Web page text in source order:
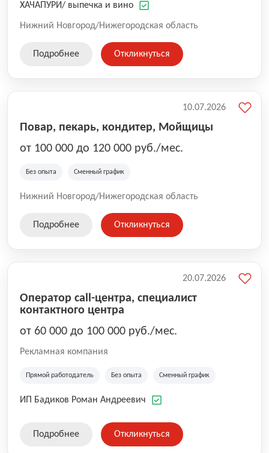
ХАЧАПУРИ/ выпечка и вино
Нижний Новгород/Нижегородская область
Подробнее Откликнуться
Повар, пекарь, кондитер, Мойщицы
от 100 000 до 120 000 руб./мес.
Без опыта Сменный график
Нижний Новгород/Нижегородская область
10.07.2026
Подробнее Откликнуться
Оператор call-центра, специалист
контактного центра
от 60 000 до 100 000 руб./мес.
Рекламная компания
Прямой работодатель Без опыта Сменный график
ИП Бадиков Роман Андреевич
20.07.2026
Подробнее Откликнуться